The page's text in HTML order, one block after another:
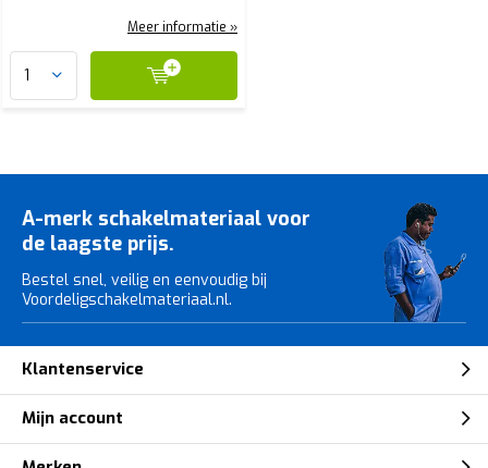
Meer informatie »
A-merk schakelmateriaal voor
de laagste prijs.
Bestel snel, veilig en eenvoudig bij
Voordeligschakelmateriaal.nl.
Klantenservice
Mijn account